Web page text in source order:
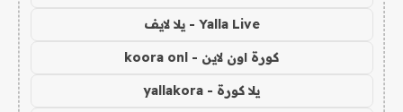
Yalla Live - يلا لايف
كورة اون لاين - koora onl
يلا كورة - yallakora